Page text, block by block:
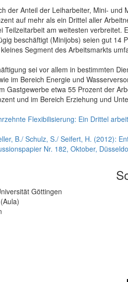
der Anteil der Leiharbeiter, Mini-
auf mehr als ein Drittel aller
Teilzeitarbeit am weitesten
beschäftigt (Minijobs) seien gut 14
Segment des Arbeitsmarkts
sei vor allem in bestimmten
im Bereich Energie und
Gastgewerbe etwa 55 Prozent der
und im Bereich Erziehung und
Flexibilisierung: Ein Drittel
B./ Schulz, S./ Seifert, H. (2012):
Nr. 182, Oktober,
Göttingen